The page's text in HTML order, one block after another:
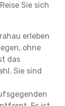
Sie sich
erleben
ohne
das
Sie sind